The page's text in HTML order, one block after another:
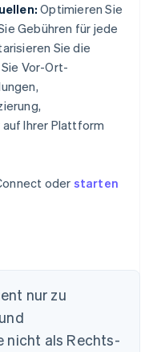
Optimieren Sie
Gebühren für jede
Sie die
Vor-Ort-
Ihrer Plattform
oder starten
nur zu
nicht als Rechts-